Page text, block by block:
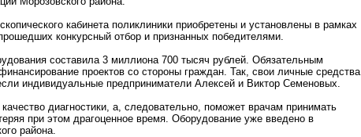
кабинета поликлиники приобретены и установлены в рамках
конкурсный отбор и признанных победителями.
составила 3 миллиона 700 тысяч рублей. Обязательным
проектов со стороны граждан. Так, свои личные средства
индивидуальные предприниматели Алексей и Виктор Семеновых.
диагностики, а, следовательно, поможет врачам принимать
при этом драгоценное время. Оборудование уже введено в
района.